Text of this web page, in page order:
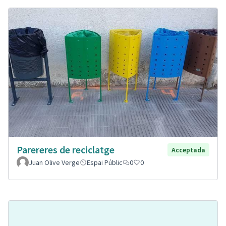
Parereres de reciclatge
Acceptada
Juan Olive Verge
Espai Públic 0 0